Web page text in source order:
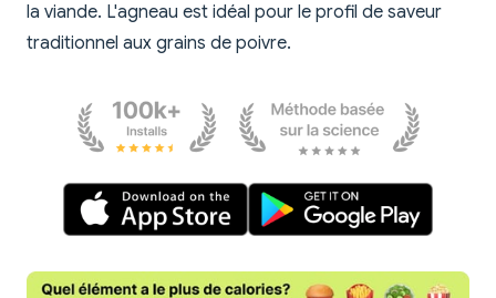
la viande. L'agneau est idéal pour le profil de saveur
traditionnel aux grains de poivre.